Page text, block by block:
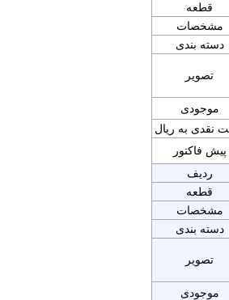
قطعه
مشخصات
دسته بندی
تصویر
موجودی
نقدی به ریال
پیش فاکتور
ردیف
قطعه
مشخصات
دسته بندی
تصویر
موجودی